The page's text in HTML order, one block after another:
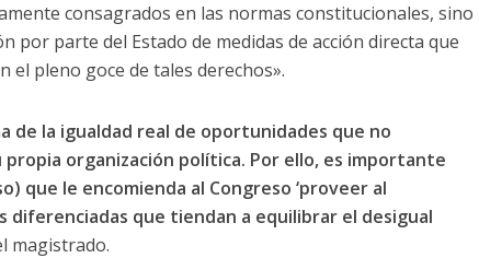
consagrados en las normas constitucionales, sino
por parte del Estado de medidas de acción directa que
pleno goce de tales derechos».
de la igualdad real de oportunidades que no
organización política. Por ello, es importante
que le encomienda al Congreso ‘proveer al
que tiendan a equilibrar el desigual
magistrado.